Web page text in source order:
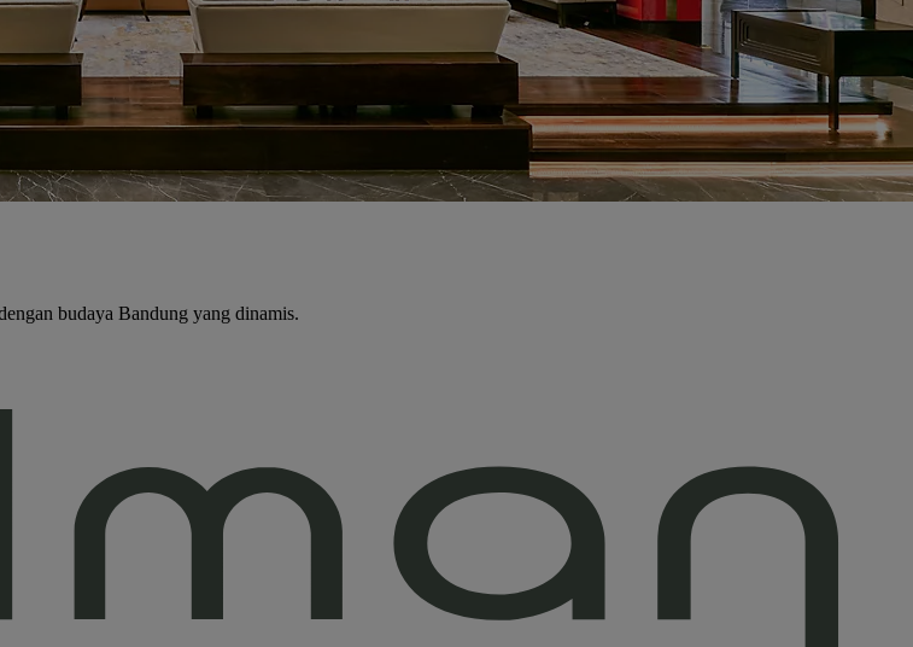
budaya Bandung yang dinamis.